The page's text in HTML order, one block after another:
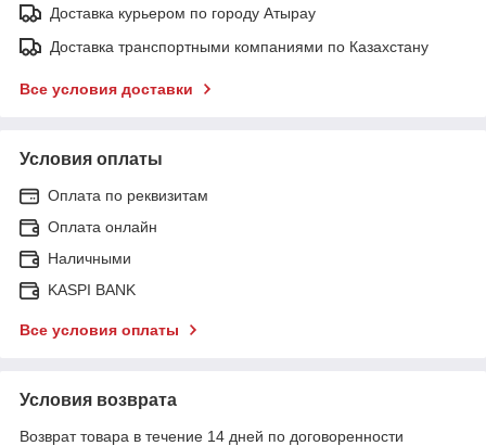
Доставка курьером по городу Атырау
Доставка транспортными компаниями по Казахстану
Все условия доставки
Условия оплаты
Оплата по реквизитам
Оплата онлайн
Наличными
KASPI BANK
Все условия оплаты
Условия возврата
Возврат товара в течение 14 дней по договоренности